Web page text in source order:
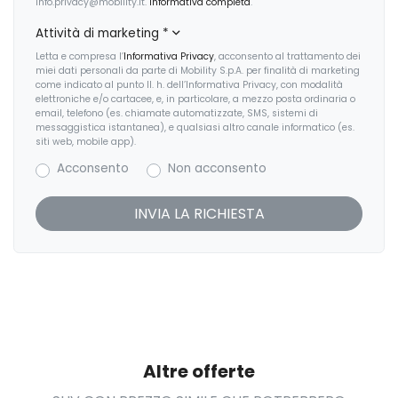
Efficient drive line
Fari a led
Fari a led premium con luci diurne caratteristiche
Fari automatici
Fari automatici (sensore crepuscolare)
Fari con livellamento automatico
Ganci nel vano di carico
Attività di marketing *
Letta e compresa l’Informativa Privacy, acconsento al trattamento dei
miei dati personali da parte di Mobility S.p.A. per finalità di marketing
come indicato al punto II. h. dell’Informativa Privacy, con modalità
elettroniche e/o cartacee, e, in particolare, a mezzo posta ordinaria o
email, telefono (es. chiamate automatizzate, SMS, sistemi di
messaggistica istantanea), e qualsiasi altro canale informatico (es.
siti web, mobile app).
Acconsento Non acconsento
Altre offerte